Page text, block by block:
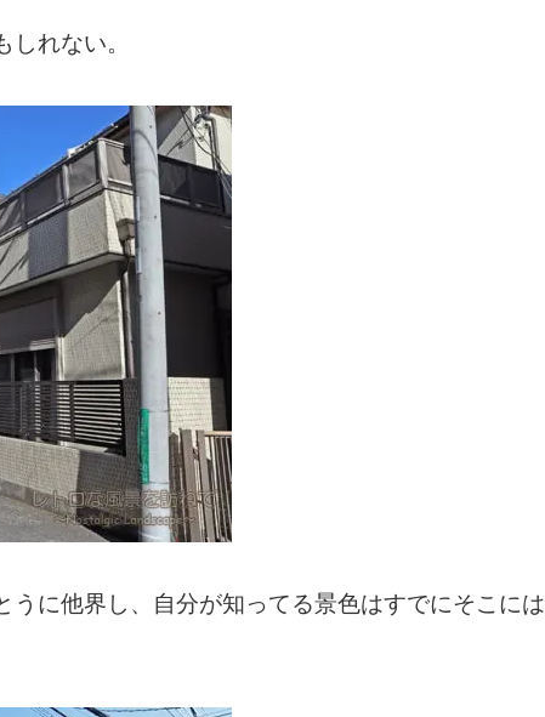
れない。
に他界し、自分が知ってる景色はすでにそこには